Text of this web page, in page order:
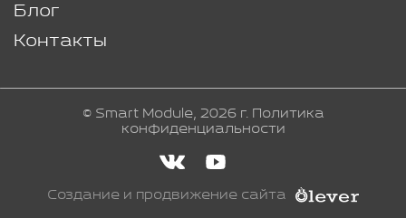
Блог
Контакты
© Smart Module, 2026 г. Политика
конфиденциальности
Создание и продвижение сайта